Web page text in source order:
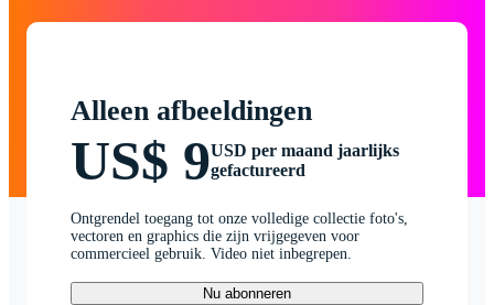
Alleen afbeeldingen
US$ 9USD per maand jaarlijks
gefactureerd
Ontgrendel toegang tot onze volledige collectie foto's,
vectoren en graphics die zijn vrijgegeven voor
commercieel gebruik. Video niet inbegrepen.
Nu abonneren